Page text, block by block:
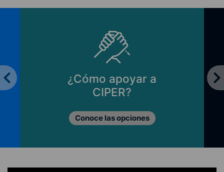
¿Cómo apoyar a
CIPER?
Conoce las opciones